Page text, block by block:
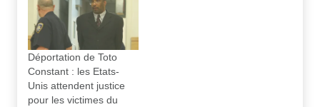
Déportation de Toto
Constant : les Etats-
Unis attendent justice
pour les victimes du